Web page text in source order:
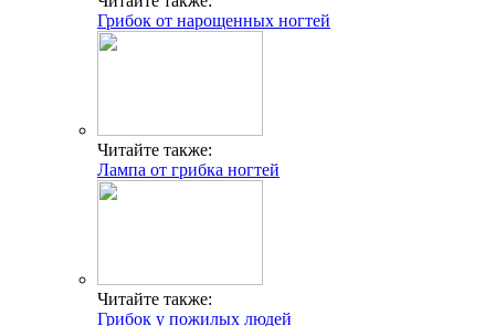
Грибок от нарощенных ногтей
Читайте также:
Лампа от грибка ногтей
Читайте также:
Грибок у пожилых людей